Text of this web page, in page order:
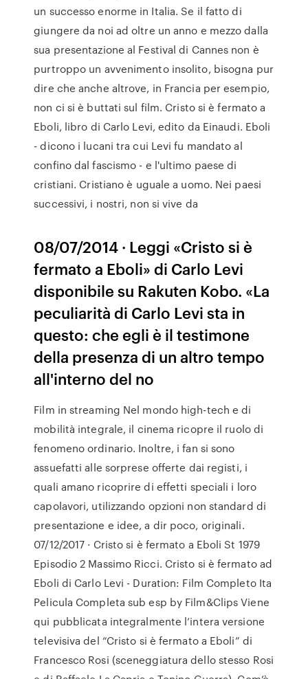
un successo enorme in Italia. Se il fatto di
giungere da noi ad oltre un anno e mezzo dalla
sua presentazione al Festival di Cannes non è
purtroppo un avvenimento insolito, bisogna pur
dire che anche altrove, in Francia per esempio,
non ci si è buttati sul film. Cristo si è fermato a
Eboli, libro di Carlo Levi, edito da Einaudi. Eboli
- dicono i lucani tra cui Levi fu mandato al
confino dal fascismo - e l'ultimo paese di
cristiani. Cristiano è uguale a uomo. Nei paesi
successivi, i nostri, non si vive da
08/07/2014 · Leggi «Cristo si è
fermato a Eboli» di Carlo Levi
disponibile su Rakuten Kobo. «La
peculiarità di Carlo Levi sta in
questo: che egli è il testimone
della presenza di un altro tempo
all'interno del no
Film in streaming Nel mondo high-tech e di
mobilità integrale, il cinema ricopre il ruolo di
fenomeno ordinario. Inoltre, i fan si sono
assuefatti alle sorprese offerte dai registi, i
quali amano ricoprire di effetti speciali i loro
capolavori, utilizzando opzioni non standard di
presentazione e idee, a dir poco, originali.
07/12/2017 · Cristo si è fermato a Eboli St 1979
Episodio 2 Massimo Ricci. Cristo si è fermato ad
Eboli di Carlo Levi - Duration: Film Completo Ita
Pelicula Completa sub esp by Film&Clips Viene
qui pubblicata integralmente l’intera versione
televisiva del “Cristo si è fermato a Eboli” di
Francesco Rosi (sceneggiatura dello stesso Rosi